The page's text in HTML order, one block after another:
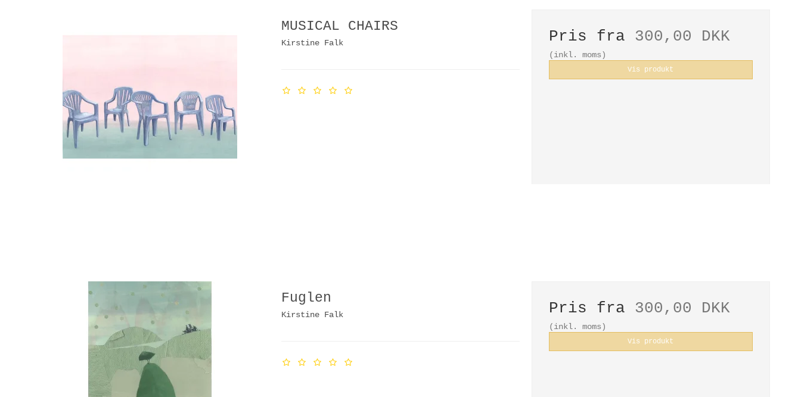
MUSICAL CHAIRS
Kirstine Falk Pris fra 300,00 DKK
(inkl. moms)
Vis produkt
Fuglen
Kirstine Falk Pris fra 300,00 DKK
(inkl. moms)
Vis produkt